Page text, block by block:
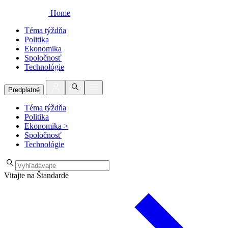
Home
Téma týždňa
Politika
Ekonomika
Spoločnosť
Technológie
Predplatné
Téma týždňa
Politika
Ekonomika >
Spoločnosť
Technológie
Vitajte na Štandarde